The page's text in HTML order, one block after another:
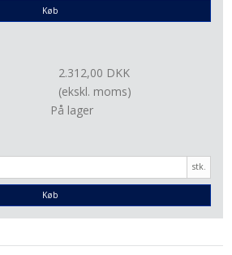
Køb
2.312,00 DKK
(ekskl. moms)
På lager
stk.
Køb